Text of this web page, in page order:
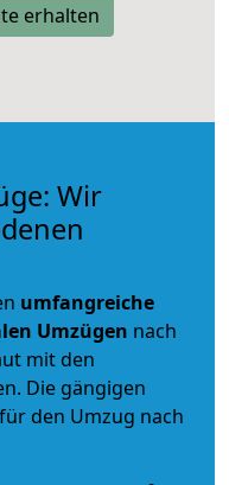
erhalten
Wir
umfangreiche
Umzügen nach
mit den
Die gängigen
den Umzug nach